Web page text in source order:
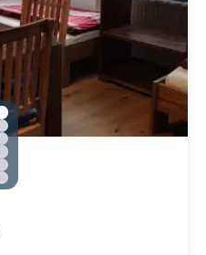
Zu Slide 1 wechseln
Zu Slide 2 wechseln
Zu Slide 3 wechseln
Zu Slide 4 wechseln
Zu Slide 5 wechseln
Zu Slide 6 wechseln